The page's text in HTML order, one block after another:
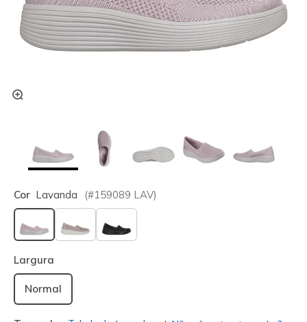
Cor Lavanda (#159089 LAV)
selecionado
Largura
Normal